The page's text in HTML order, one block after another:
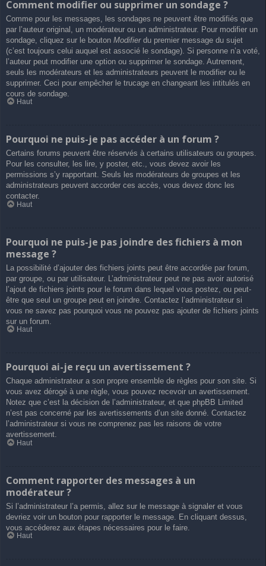
Comment modifier ou supprimer un sondage ?
Comme pour les messages, les sondages ne peuvent être modifiés que
par l’auteur original, un modérateur ou un administrateur. Pour modifier un
sondage, cliquez sur le bouton Modifierdu premier message du sujet
(c’est toujours celui auquel est associé le sondage). Si personne n’a voté,
l’auteur peut modifier une option ou supprimer le sondage. Autrement,
seuls les modérateurs et les administrateurs peuvent le modifier ou le
supprimer. Ceci pour empêcher le trucage en changeant les intitulés en
cours de sondage.
Haut
Pourquoi ne puis-je pas accéder à un forum ?
Certains forums peuvent être réservés à certains utilisateurs ou groupes.
Pour les consulter, les lire, y poster, etc., vous devez avoir les
permissions s’y rapportant. Seuls les modérateurs de groupes et les
administrateurs peuvent accorder ces accès, vous devez donc les
contacter.
Haut
Pourquoi ne puis-je pas joindre des fichiers à mon
message ?
La possibilité d’ajouter des fichiers joints peut être accordée par forum,
par groupe, ou par utilisateur. L’administrateur peut ne pas avoir autorisé
l’ajout de fichiers joints pour le forum dans lequel vous postez, ou peut-
être que seul un groupe peut en joindre. Contactez l’administrateur si
vous ne savez pas pourquoi vous ne pouvez pas ajouter de fichiers joints
sur un forum.
Haut
Pourquoi ai-je reçu un avertissement ?
Chaque administrateur a son propre ensemble de règles pour son site. Si
vous avez dérogé à une règle, vous pouvez recevoir un avertissement.
Notez que c’est la décision de l’administrateur, et que phpBB Limited
n’est pas concerné par les avertissements d’un site donné. Contactez
l’administrateur si vous ne comprenez pas les raisons de votre
avertissement.
Haut
Comment rapporter des messages à un
modérateur ?
Si l’administrateur l’a permis, allez sur le message à signaler et vous
devriez voir un bouton pour rapporter le message. En cliquant dessus,
vous accéderez aux étapes nécessaires pour le faire.
Haut